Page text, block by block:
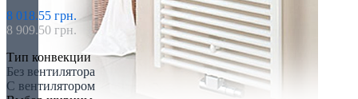
8 018.55 грн.
8 909.50 грн.
Тип конвекции
Без вентилятора
С вентилятором